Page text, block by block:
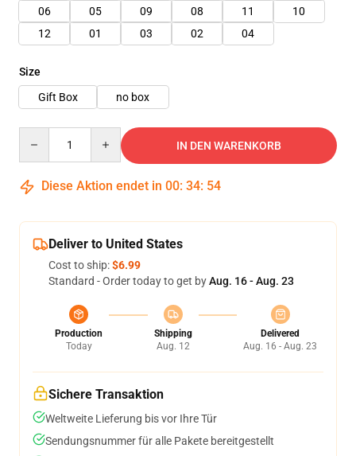
06
05 09 08 11
10
12
01 03 02 04
Size
Gift Box
no box
IN DEN WARENKORB
Diese Aktion endet in 00: 34: 53
Deliver to United States
Cost to ship:$6.99
Standard - Order today to get byAug. 16 - Aug. 23
Production
Today
Shipping
Aug. 12
Delivered
Aug. 16 - Aug. 23
Sichere Transaktion
Weltweite Lieferung bis vor Ihre Tür
Sendungsnummer für alle Pakete bereitgestellt